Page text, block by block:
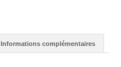
Informations complémentaires